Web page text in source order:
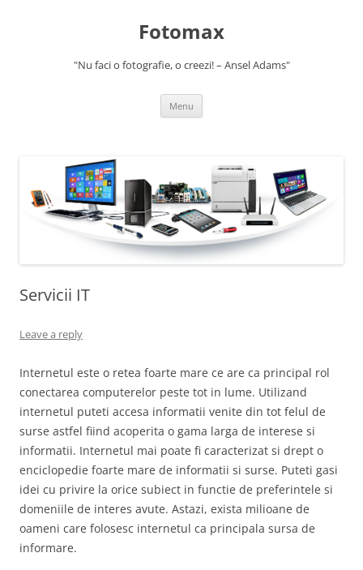
Fotomax
"Nu faci o fotografie, o creezi! – Ansel Adams"
Menu
Servicii IT
Leave a reply
Internetul este o retea foarte mare ce are ca principal rol
conectarea computerelor peste tot in lume. Utilizand
internetul puteti accesa informatii venite din tot felul de
surse astfel fiind acoperita o gama larga de interese si
informatii. Internetul mai poate fi caracterizat si drept o
enciclopedie foarte mare de informatii si surse. Puteti gasi
idei cu privire la orice subiect in functie de preferintele si
domeniile de interes avute. Astazi, exista milioane de
oameni care folosesc internetul ca principala sursa de
informare.